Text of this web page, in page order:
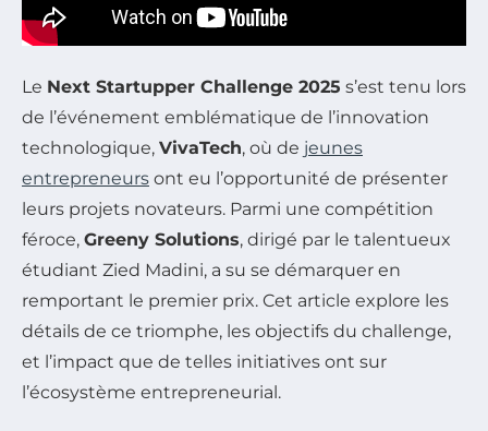
Le Next Startupper Challenge 2025 s’est tenu lors
de l’événement emblématique de l’innovation
technologique, VivaTech, où de jeunes
entrepreneurs ont eu l’opportunité de présenter
leurs projets novateurs. Parmi une compétition
féroce, Greeny Solutions, dirigé par le talentueux
étudiant Zied Madini, a su se démarquer en
remportant le premier prix. Cet article explore les
détails de ce triomphe, les objectifs du challenge,
et l’impact que de telles initiatives ont sur
l’écosystème entrepreneurial.